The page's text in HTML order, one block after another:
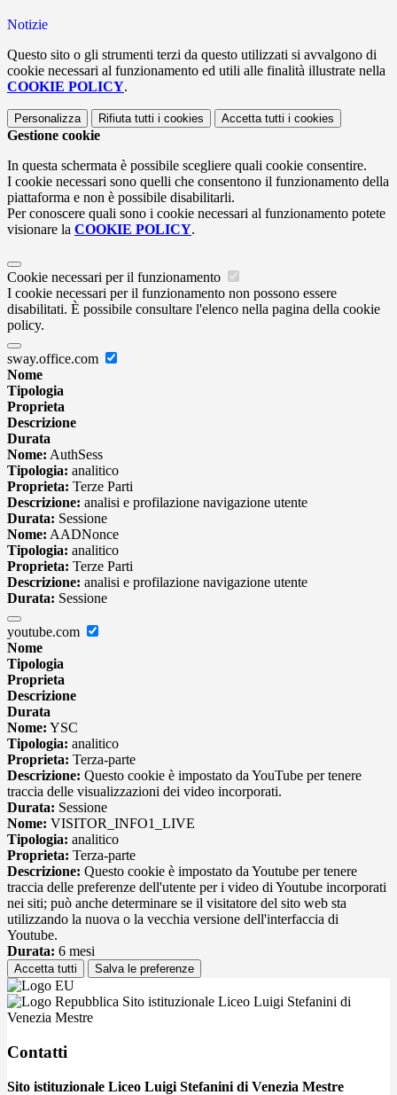
Notizie
Questo sito o gli strumenti terzi da questo utilizzati si avvalgono di
cookie necessari al funzionamento ed utili alle finalità illustrate nella
COOKIE POLICY.
Personalizza Rifiuta tutti i cookies Accetta tutti i cookies
Gestione cookie
In questa schermata è possibile scegliere quali cookie consentire.
I cookie necessari sono quelli che consentono il funzionamento della
piattaforma e non è possibile disabilitarli.
Per conoscere quali sono i cookie necessari al funzionamento potete
visionare la COOKIE POLICY.
Cookie necessari per il funzionamento
I cookie necessari per il funzionamento non possono essere
disabilitati. È possibile consultare l'elenco nella pagina della cookie
policy.
sway.office.com
Nome
Tipologia
Proprieta
Descrizione
Durata
Nome: AuthSess
Tipologia: analitico
Proprieta: Terze Parti
Descrizione: analisi e profilazione navigazione utente
Durata: Sessione
Nome: AADNonce
Tipologia: analitico
Proprieta: Terze Parti
Descrizione: analisi e profilazione navigazione utente
Durata: Sessione
youtube.com
Nome
Tipologia
Proprieta
Descrizione
Durata
Nome: YSC
Tipologia: analitico
Proprieta: Terza-parte
Descrizione: Questo cookie è impostato da YouTube per tenere
traccia delle visualizzazioni dei video incorporati.
Durata: Sessione
Nome: VISITOR_INFO1_LIVE
Tipologia: analitico
Proprieta: Terza-parte
Descrizione: Questo cookie è impostato da Youtube per tenere
traccia delle preferenze dell'utente per i video di Youtube incorporati
nei siti; può anche determinare se il visitatore del sito web sta
utilizzando la nuova o la vecchia versione dell'interfaccia di
Youtube.
Durata: 6 mesi
Accetta tutti Salva le preferenze
Sito istituzionale Liceo Luigi Stefanini di
Venezia Mestre
Contatti
Sito istituzionale Liceo Luigi Stefanini di Venezia Mestre